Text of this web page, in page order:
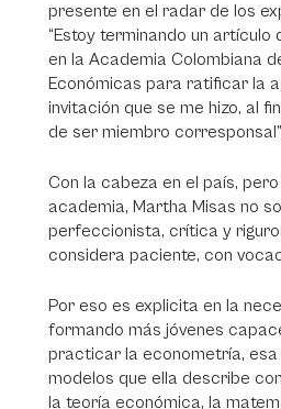
presente en el radar de los
“Estoy terminando un
en la Academia Colombiana
Económicas para ratificar la
invitación que se me hizo, al
de ser miembro
Con la cabeza en el país,
academia, Martha Misas no
perfeccionista, crítica y
considera paciente, con
Por eso es explicita en la
formando más jóvenes
practicar la econometría, esa
modelos que ella describe
la teoría económica, la